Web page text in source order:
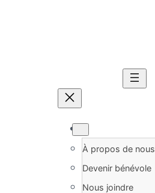
À propos de nous
Devenir bénévole
Nous joindre